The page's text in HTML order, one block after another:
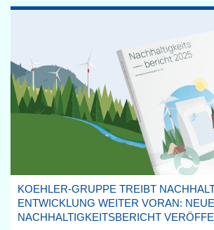
KOEHLER-GRUPPE TREIBT
ENTWICKLUNG WEITER VORAN:
NACHHALTIGKEITSBERICHT